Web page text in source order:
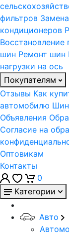
фильтров
кондиционеров
Восстановление
шин Ремонт шин
нагрузки на ось
Покупателям
Отзывы Как
автомобилю
Объявления
Согласие на
Оптовикам
Контакты
0
Категории
Авто